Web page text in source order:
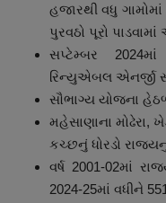
હજારથી વધુ
પુરવઠો પૂરો
સપ્ટેમ્બર
રિન્યુએબલ એનર્જી
સૌભાગ્ય યોજના
મહેસાણાના મોઢેરા,
કચ્છનું ધોરડો
વર્ષ 2001-02માં
2024-25માં વધીને